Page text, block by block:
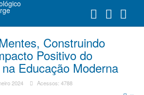
Construindo
Positivo do
Educação Moderna
2024 Acessos: 4788